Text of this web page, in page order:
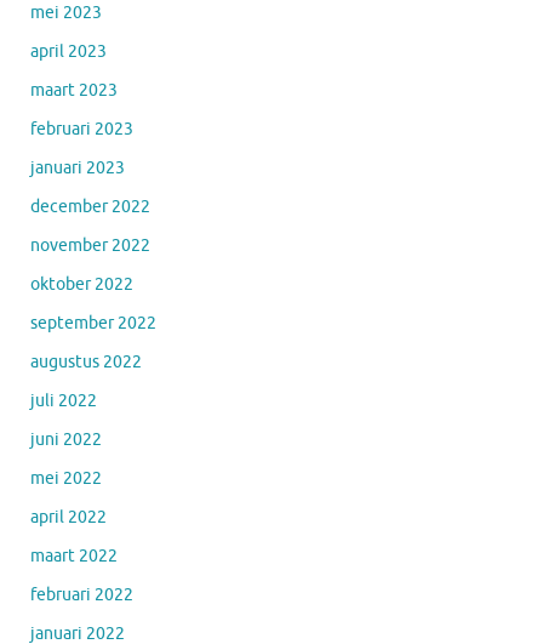
mei 2023
april 2023
maart 2023
februari 2023
januari 2023
december 2022
november 2022
oktober 2022
september 2022
augustus 2022
juli 2022
juni 2022
mei 2022
april 2022
maart 2022
februari 2022
januari 2022